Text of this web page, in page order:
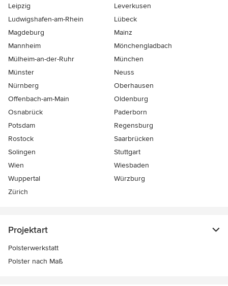
Leipzig
Leverkusen
Ludwigshafen-am-Rhein
Lübeck
Magdeburg
Mainz
Mannheim
Mönchen­gladbach
Mülheim-an-der-Ruhr
München
Münster
Neuss
Nürnberg
Oberhausen
Offenbach-am-Main
Oldenburg
Osnabrück
Paderborn
Potsdam
Regensburg
Rostock
Saarbrücken
Solingen
Stuttgart
Wien
Wiesbaden
Wuppertal
Würzburg
Zürich
Projektart
Polsterwerkstatt
Polster nach Maß